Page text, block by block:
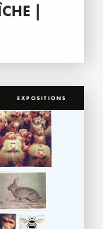
|
EXPOSITIONS